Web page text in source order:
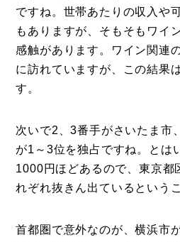
ですね。世帯あたりの収入や
もありますが、そもそもワイ
感触があります。ワイン関連
に訪れていますが、この結果
す。
次いで2、3番手がさいたま市
が1～3位を独占ですね。とは
1000円ほどあるので、東京都
れぞれ抜きん出ているという
首都圏で意外なのが、横浜市